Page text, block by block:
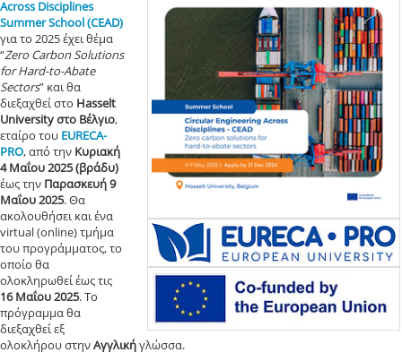
Across Disciplines
Summer School (CEAD)
για το 2025 έχει θέμα
“Zero Carbon Solutions
for Hard-to-Abate
Sectors” και θα
διεξαχθεί στο Hasselt
University στο Βέλγιο,
εταίρο του EURECA-
PRO, από την Κυριακή
4 Μαΐου 2025 (βράδυ)
έως την Παρασκευή 9
Μαΐου 2025. Θα
ακολουθήσει και ένα
virtual (online) τμήμα
του προγράμματος, το
οποίο θα
ολοκληρωθεί έως τις
16 Μαΐου 2025. Το
πρόγραμμα θα
διεξαχθεί εξ
ολοκλήρου στηνΑγγλικήγλώσσα.